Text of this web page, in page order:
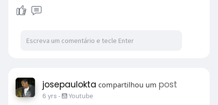
josepaulokta compartilhou um post
6 yrs - Youtube